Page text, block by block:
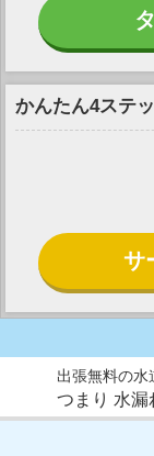
かんたん4ステ
サ
出張無料の水
つまり 水漏